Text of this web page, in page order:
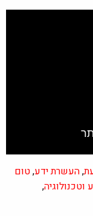
,העשרת ידע,טום
וטכנולוגיה,